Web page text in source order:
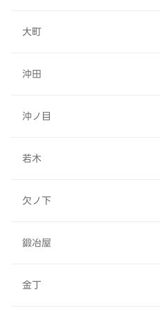
大町
沖田
沖ノ目
若木
欠ノ下
鍛冶屋
金丁